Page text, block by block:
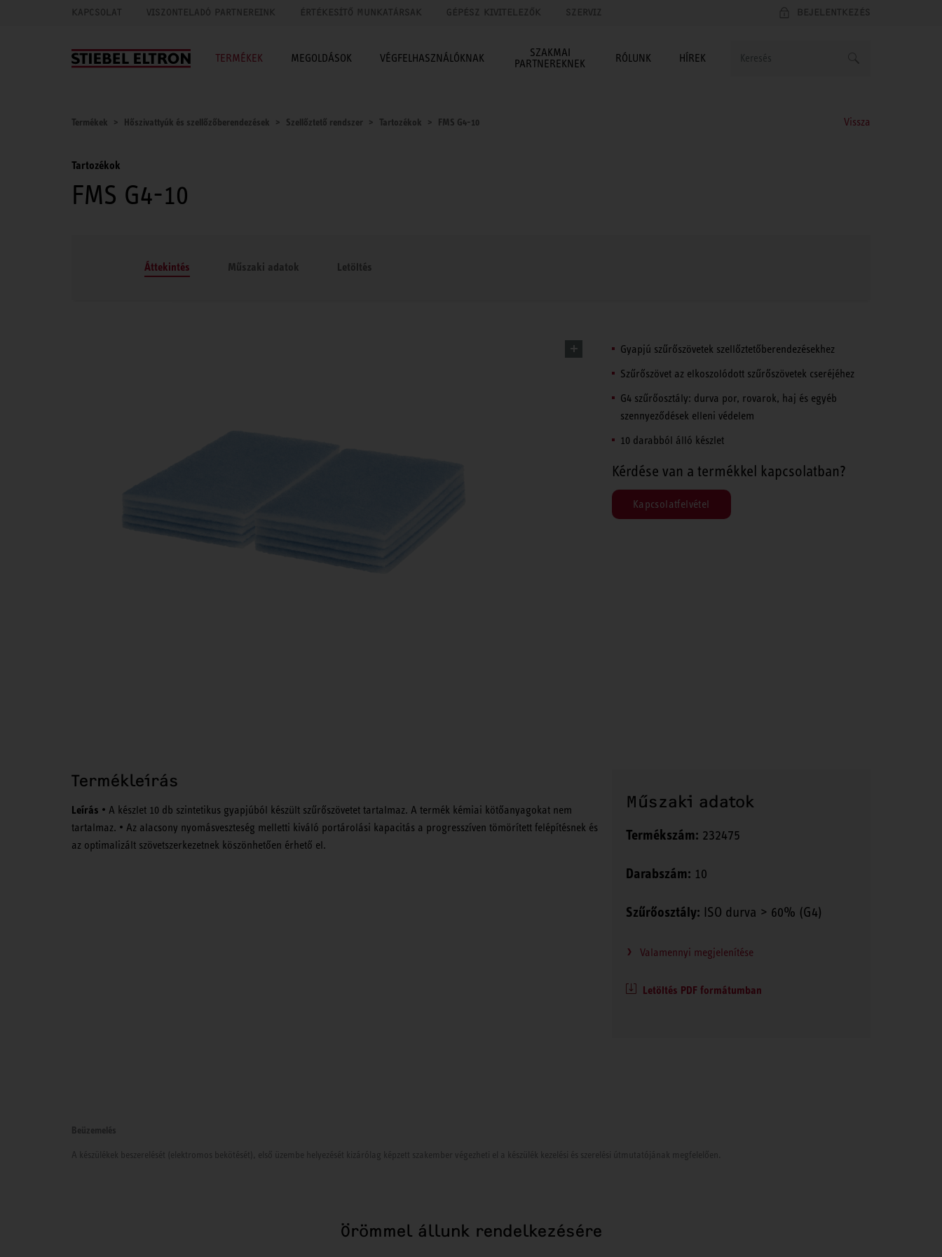
KAPCSOLAT VISZONTELADÓ PARTNEREINK ÉRTÉKESÍTŐ MUNKATÁRSAK GÉPÉSZ KIVITELEZŐK SZERVIZ BEJELENTKEZÉS
TERMÉKEK MEGOLDÁSOK VÉGFELHASZNÁLÓKNAK
SZAKMAI
PARTNEREKNEK
RÓLUNK HÍREK
Termékek Hőszivattyúk és szellőzőberendezések Szellőztető rendszer Tartozékok FMS G4-10 Vissza
Tartozékok
FMS G4-10
Áttekintés Műszaki adatok Letöltés
Gyapjú szűrőszövetek szellőztetőberendezésekhez
Szűrőszövet az elkoszolódott szűrőszövetek cseréjéhez
G4 szűrőosztály: durva por, rovarok, haj és egyéb
szennyeződések elleni védelem
10 darabból álló készlet
Kérdése van a termékkel kapcsolatban?
Kapcsolatfelvétel
Termékleírás
Leírás • A készlet 10 db szintetikus gyapjúból készült szűrőszövetet tartalmaz. A termék kémiai kötőanyagokat nem
tartalmaz. • Az alacsony nyomásveszteség melletti kiváló portárolási kapacitás a progresszíven tömörített felépítésnek és
az optimalizált szövetszerkezetnek köszönhetően érhető el.
Műszaki adatok
Termékszám: 232475
Darabszám: 10
Szűrőosztály: ISO durva > 60% (G4)
Valamennyi megjelenítése
Letöltés PDF formátumban
Beüzemelés
A készülékek beszerelését (elektromos bekötését), első üzembe helyezését kizárólag képzett szakember végezheti el a készülék kezelési és szerelési útmutatójának megfelelően.
Örömmel állunk rendelkezésére